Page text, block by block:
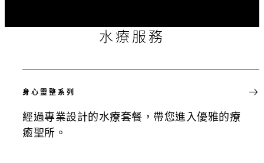
水療服務
身心靈整系列
經過專業設計的水療套餐，帶您進入優雅的療
癒聖所。